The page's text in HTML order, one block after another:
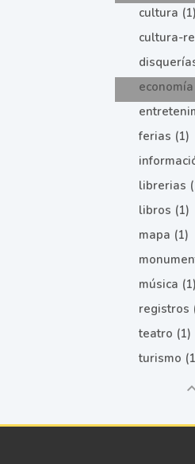
cultura (1)
cultura-
ferias (1)
librerias
libros (1)
mapa (1)
música (1)
registros
teatro (1)
turismo